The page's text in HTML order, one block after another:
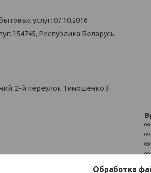
услуг: 07.10.2016
354745, Республика Беларусь
2-й переулок Тимошенко 3
Обработка